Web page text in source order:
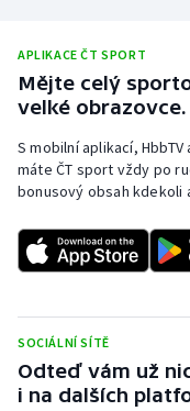
Rychlobruslení
Rychlostní
Short track
Sportovní střelba
Triatlon
Veslování
APLIKACE ČT SPORT
Mějte celý
velké obrazovce.
S mobilní aplikací,
máte ČT sport vždy po
bonusový obsah kdekoli
SOCIÁLNÍ SÍTĚ
Odteď vám už
i na dalších